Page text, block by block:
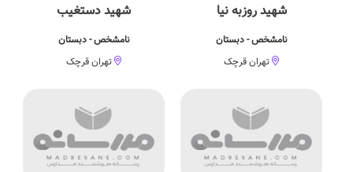
شهید روزبه نیا
نامشخص - دبستان
تهران قرچک
شهید دستغیب
نامشخص - دبستان
تهران قرچک